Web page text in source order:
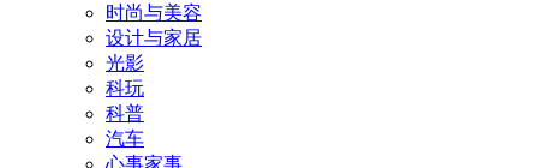
时尚与美容
设计与家居
光影
科玩
科普
汽车